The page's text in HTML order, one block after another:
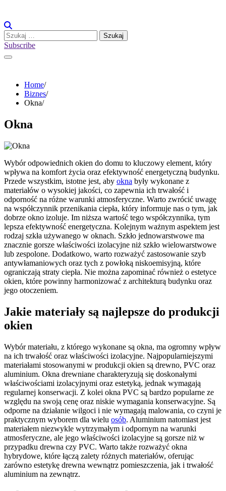
content
Szukaj:
Subscribe
Home
Biznes
Okna
Okna
Wybór odpowiednich okien do domu to kluczowy element, który
wpływa na komfort życia oraz efektywność energetyczną budynku.
Przede wszystkim, istotne jest, aby okna były wykonane z
materiałów o wysokiej jakości, co zapewnia ich trwałość i
odporność na różne warunki atmosferyczne. Warto zwrócić uwagę
na współczynnik przenikania ciepła, który informuje nas o tym, jak
dobrze okno izoluje. Im niższa wartość tego współczynnika, tym
lepsza efektywność energetyczna. Kolejnym ważnym aspektem jest
rodzaj szkła używanego w oknach. Szkło jednowarstwowe ma
znacznie gorsze właściwości izolacyjne niż szkło wielowarstwowe
lub zespolone. Dodatkowo, warto rozważyć zastosowanie szyb
antywłamaniowych oraz tych z powłoką niskoemisyjną, które
ograniczają straty ciepła. Nie można zapominać również o estetyce
okien, które powinny harmonizować z architekturą budynku oraz
jego otoczeniem.
Jakie materiały są najlepsze do produkcji
okien
Wybór materiału, z którego wykonane są okna, ma ogromny wpływ
na ich trwałość oraz właściwości izolacyjne. Najpopularniejszymi
materiałami stosowanymi w produkcji okien są drewno, PVC oraz
aluminium. Okna drewniane charakteryzują się doskonałymi
właściwościami izolacyjnymi oraz estetyką, jednak wymagają
regularnej konserwacji. Z kolei okna PVC są bardzo popularne ze
względu na swoją cenę oraz niskie wymagania konserwacyjne. Są
odporne na działanie wilgoci i nie wymagają malowania, co czyni je
praktycznym wyborem dla wielu osób. Aluminium natomiast jest
materiałem niezwykle wytrzymałym i odpornym na warunki
atmosferyczne, ale jego właściwości izolacyjne są gorsze niż w
przypadku drewna czy PVC. Warto także rozważyć okna
hybrydowe, które łączą zalety różnych materiałów, oferując
zarówno estetykę drewna wewnątrz pomieszczenia, jak i trwałość
aluminium na zewnątrz.